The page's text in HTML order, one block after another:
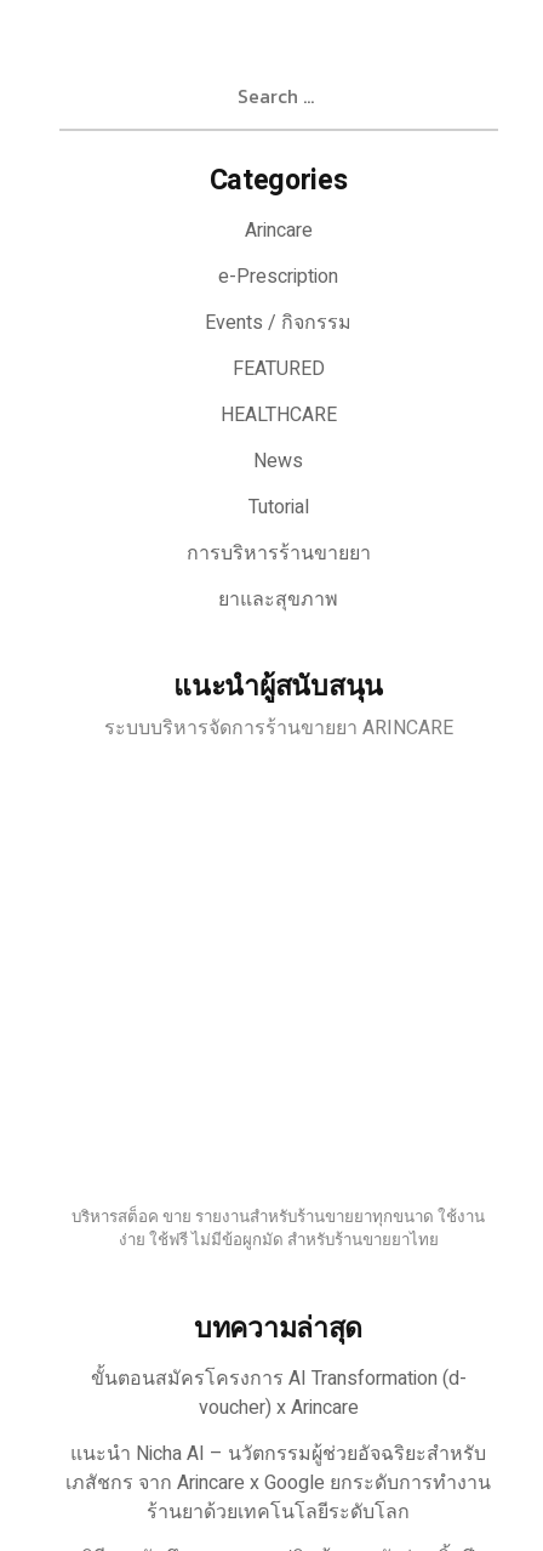
Categories
Arincare
e-Prescription
Events / กิจกรรม
FEATURED
HEALTHCARE
News
Tutorial
การบริหารร้านขายยา
ยาและสุขภาพ
แนะนำผู้สนับสนุน
ระบบบริหารจัดการร้านขายยา ARINCARE
บริหารสต็อค ขาย รายงานสำหรับร้านขายยาทุกขนาด ใช้งาน
ง่าย ใช้ฟรี ไม่มีข้อผูกมัด สำหรับร้านขายยาไทย
บทความล่าสุด
ขั้นตอนสมัครโครงการ AI Transformation (d-
voucher) x Arincare
แนะนำ Nicha AI – นวัตกรรมผู้ช่วยอัจฉริยะสำหรับ
เภสัชกร จาก Arincare x Google ยกระดับการทำงาน
ร้านยาด้วยเทคโนโลยีระดับโลก